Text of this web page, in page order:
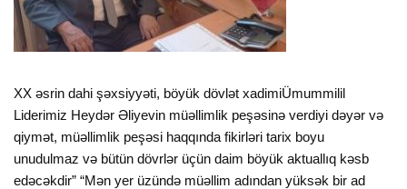
XX əsrin dahi şəxsiyyəti, böyük dövlət xadimiÜmummilil
Liderimiz Heydər Əliyevin müəllimlik peşəsinə verdiyi dəyər və
qiymət, müəllimlik peşəsi haqqında fikirləri tarix boyu
unudulmaz və bütün dövrlər üçün daim böyük aktuallıq kəsb
edəcəkdir” “Mən yer üzündə müəllim adından yüksək bir ad